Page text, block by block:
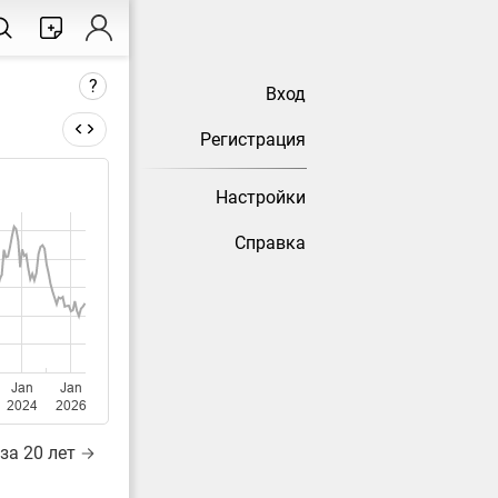
Вход
Регистрация
Настройки
Справка
?
Jan
2024
Jan
2026
20 лет